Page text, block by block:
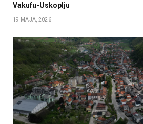
Vakufu-Uskoplju
19 MAJA, 2026